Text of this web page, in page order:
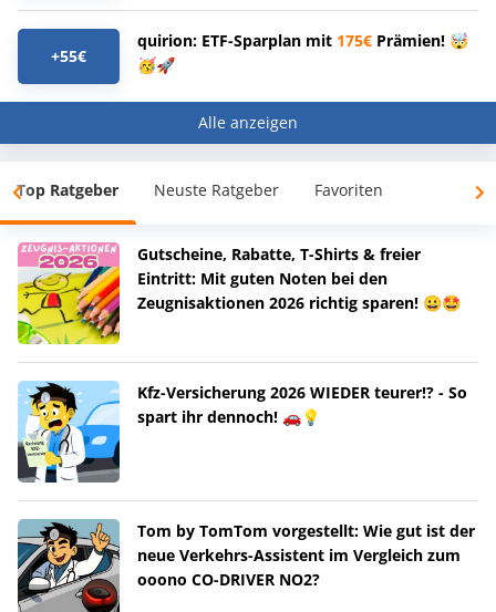
+55€
quirion: ETF-Sparplan mit 175€ Prämien! 🤯
🥳🚀
Alle anzeigen
Top Ratgeber Neuste Ratgeber Favoriten
Gutscheine, Rabatte, T-Shirts & freier
Eintritt: Mit guten Noten bei den
Zeugnisaktionen 2026 richtig sparen! 😀🤩
Kfz-Versicherung 2026 WIEDER teurer!? - So
spart ihr dennoch! 🚗💡
Tom by TomTom vorgestellt: Wie gut ist der
neue Verkehrs-Assistent im Vergleich zum
ooono CO-DRIVER NO2?